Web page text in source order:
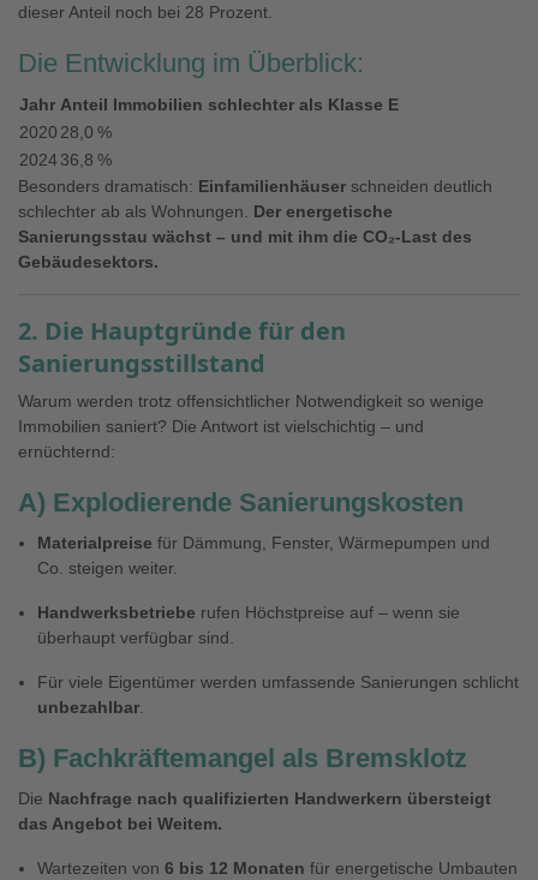
dieser Anteil noch bei 28 Prozent.
Die Entwicklung im Überblick:
Jahr Anteil Immobilien schlechter als Klasse E
2020 28,0 %
202436,8 %
Besonders dramatisch: Einfamilienhäuser schneiden deutlich
schlechter ab als Wohnungen. Der energetische
Sanierungsstau wächst – und mit ihm die CO₂-Last des
Gebäudesektors.
2. Die Hauptgründe für den
Sanierungsstillstand
Warum werden trotz offensichtlicher Notwendigkeit so wenige
Immobilien saniert? Die Antwort ist vielschichtig – und
ernüchternd:
A) Explodierende Sanierungskosten
Materialpreise für Dämmung, Fenster, Wärmepumpen und
Co. steigen weiter.
Handwerksbetriebe rufen Höchstpreise auf – wenn sie
überhaupt verfügbar sind.
Für viele Eigentümer werden umfassende Sanierungen schlicht
unbezahlbar
B) Fachkräftemangel als Bremsklotz
Die Nachfrage nach qualifizierten Handwerkern übersteigt
das Angebot bei Weitem.
Wartezeiten von 6 bis 12 Monaten für energetische Umbauten